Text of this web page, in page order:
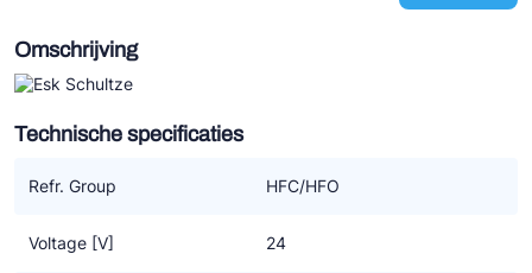
REFFLEX®
Johnson Controls
Doucette Industries
TEKLAB
Omschrijving
Technische specificaties
Refr. Group HFC/HFO
Voltage [V] 24